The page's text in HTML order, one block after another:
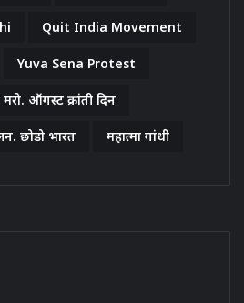
Quit India Movement
Yuva Sena Protest
मरो. ऑगस्ट क्रांती दिन
छोडो भारत महात्मा गांधी